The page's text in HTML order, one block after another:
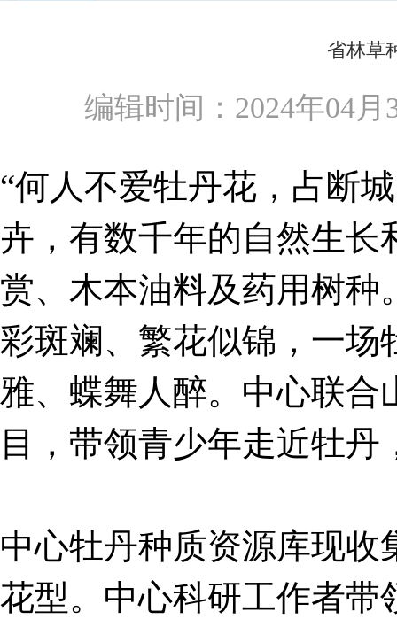
省林草
编辑时间：2024年
“何人不爱牡丹花，占断
卉，有数千年的自然生长
赏、木本油料及药用树种
彩斑斓、繁花似锦，一场
雅、蝶舞人醉。中心联合
目，带领青少年走近牡
中心牡丹种质资源库现收
花型。中心科研工作者带